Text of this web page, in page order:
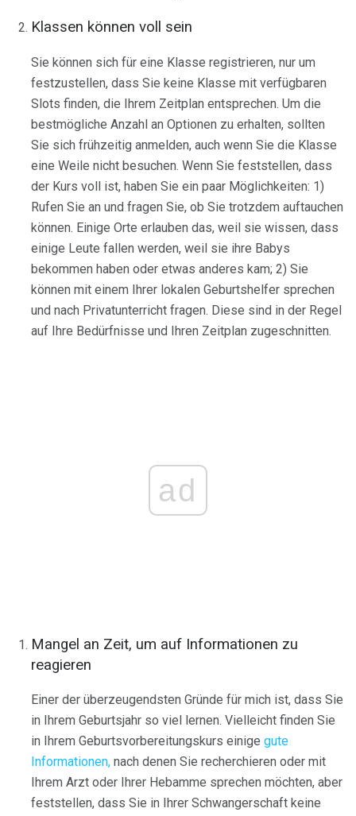
Klassen können voll sein
Sie können sich für eine Klasse registrieren, nur um
festzustellen, dass Sie keine Klasse mit verfügbaren
Slots finden, die Ihrem Zeitplan entsprechen. Um die
bestmögliche Anzahl an Optionen zu erhalten, sollten
Sie sich frühzeitig anmelden, auch wenn Sie die Klasse
eine Weile nicht besuchen. Wenn Sie feststellen, dass
der Kurs voll ist, haben Sie ein paar Möglichkeiten: 1)
Rufen Sie an und fragen Sie, ob Sie trotzdem auftauchen
können. Einige Orte erlauben das, weil sie wissen, dass
einige Leute fallen werden, weil sie ihre Babys
bekommen haben oder etwas anderes kam; 2) Sie
können mit einem Ihrer lokalen Geburtshelfer sprechen
und nach Privatunterricht fragen. Diese sind in der Regel
auf Ihre Bedürfnisse und Ihren Zeitplan zugeschnitten.
ad
Mangel an Zeit, um auf Informationen zu
reagieren
Einer der überzeugendsten Gründe für mich ist, dass Sie
in Ihrem Geburtsjahr so ​​viel lernen. Vielleicht finden Sie
in Ihrem Geburtsvorbereitungskurs einige gute
Informationen, nach denen Sie recherchieren oder mit
Ihrem Arzt oder Ihrer Hebamme sprechen möchten, aber
feststellen, dass Sie in Ihrer Schwangerschaft keine